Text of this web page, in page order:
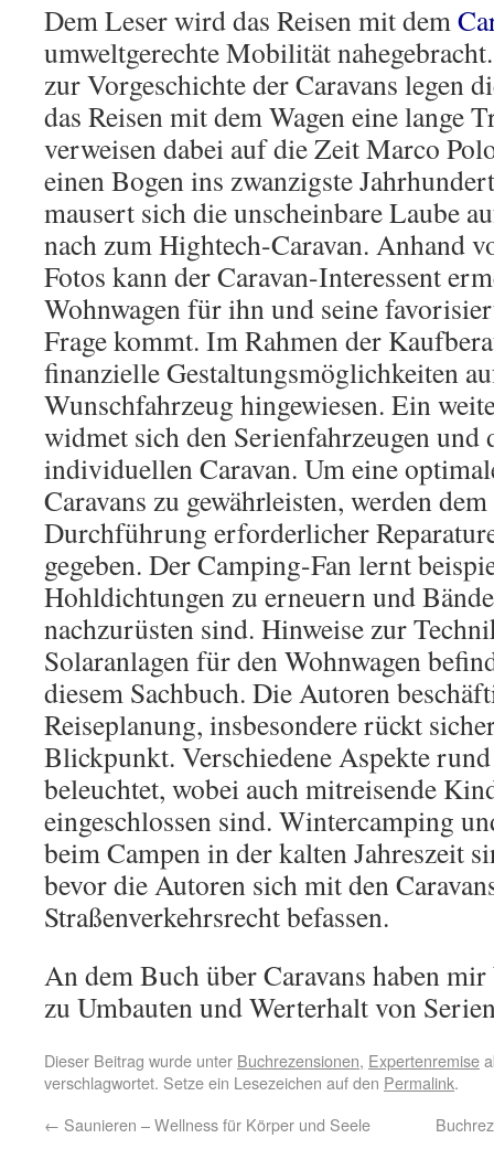
Dem Leser wird das Reisen mit dem
umweltgerechte Mobilität
zur Vorgeschichte der Caravans legen
das Reisen mit dem Wagen eine lange
verweisen dabei auf die Zeit Marco
einen Bogen ins zwanzigste
mausert sich die unscheinbare Laube
nach zum Hightech-Caravan. Anhand
Fotos kann der Caravan-Interessent
Wohnwagen für ihn und seine
Frage kommt. Im Rahmen der
finanzielle Gestaltungsmöglichkeiten
Wunschfahrzeug hingewiesen. Ein
widmet sich den Serienfahrzeugen und
individuellen Caravan. Um eine
Caravans zu gewährleisten, werden
Durchführung erforderlicher
gegeben. Der Camping-Fan lernt
Hohldichtungen zu erneuern und
nachzurüsten sind. Hinweise zur
Solaranlagen für den Wohnwagen
diesem Sachbuch. Die Autoren
Reiseplanung, insbesondere rückt
Blickpunkt. Verschiedene Aspekte
beleuchtet, wobei auch mitreisende
eingeschlossen sind. Wintercamping
beim Campen in der kalten Jahreszeit
bevor die Autoren sich mit den
Straßenverkehrsrecht befassen.
An dem Buch über Caravans haben
zu Umbauten und Werterhalt von
Dieser Beitrag wurde unter Buchrezensionen, Expertenremise
verschlagwortet. Setze ein Lesezeichen auf den Permalink.
← Saunieren – Wellness für Körper und Seele